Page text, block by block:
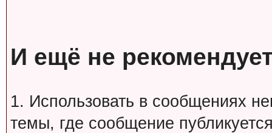
И ещё не
1. Использовать в сообщениях
темы, где сообщение